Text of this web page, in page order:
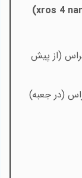
xros 4
)
(از پیش
(در جعبه)